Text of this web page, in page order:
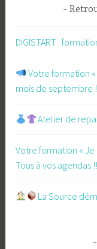
DIGISTART :
Votre formation
mois de septembre
Atelier de
Votre formation « Je
Tous à vos agendas
​La Source